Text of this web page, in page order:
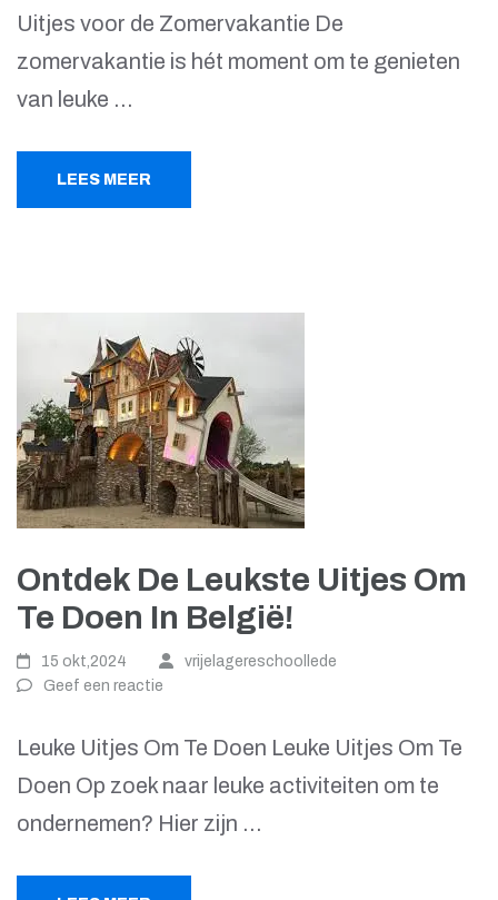
Uitjes voor de Zomervakantie De
zomervakantie is hét moment om te genieten
van leuke …
LEES MEER
Ontdek De Leukste Uitjes Om
Te Doen In België!
15 okt,2024
vrijelagereschoollede
Geef een reactie
Leuke Uitjes Om Te Doen Leuke Uitjes Om Te
Doen Op zoek naar leuke activiteiten om te
ondernemen? Hier zijn …